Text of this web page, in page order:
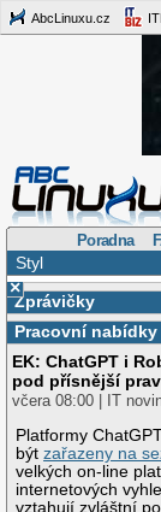
AbcLinuxu.cz
Poradna
Styl
×
Zprávičky
Pracovní nabídky
EK: ChatGPT i
pod přísnější
včera 08:00 | IT
Platformy
býtzařazeny na
velkých on-line
internetových
vztahují zvláštní